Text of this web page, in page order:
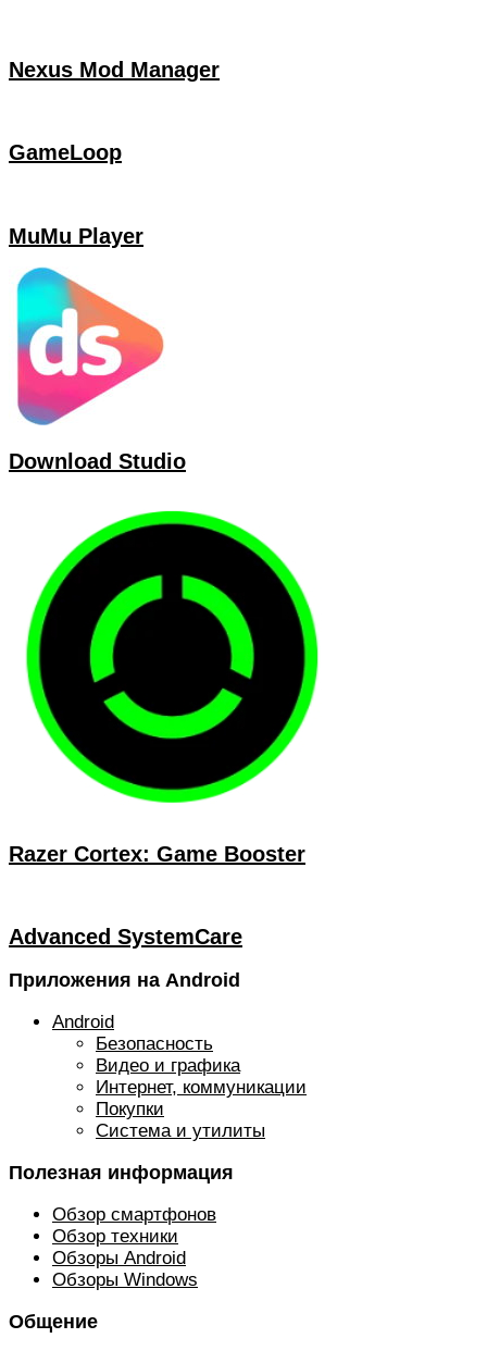
Nexus Mod Manager
GameLoop
MuMu Player
Download Studio
Razer Cortex: Game Booster
Advanced SystemCare
Приложения на Android
Android
Безопасность
Видео и графика
Интернет, коммуникации
Покупки
Система и утилиты
Полезная информация
Обзор смартфонов
Обзор техники
Обзоры Android
Обзоры Windows
Общение